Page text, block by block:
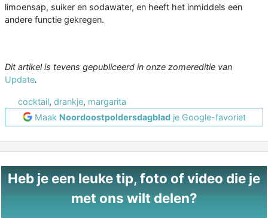
limoensap, suiker en sodawater, en heeft het inmiddels een
andere functie gekregen.
Dit artikel is tevens gepubliceerd in onze zomereditie van
Update.
cocktail, drankje, margarita
Maak Noordoostpoldersdagbladje Google-favoriet
Heb je een leuke tip, foto of video die je
met ons wilt delen?